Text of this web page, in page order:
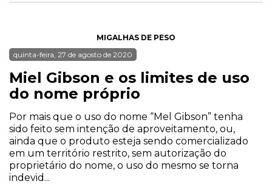
MIGALHAS DE PESO
quinta-feira, 27 de agosto de 2020
Miel Gibson e os limites de uso
do nome próprio
Por mais que o uso do nome “Mel Gibson” tenha
sido feito sem intenção de aproveitamento, ou,
ainda que o produto esteja sendo comercializado
em um território restrito, sem autorização do
proprietário do nome, o uso do mesmo se torna
indevid...